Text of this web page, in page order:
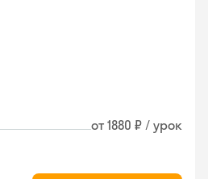
от 1880 ₽ / урок